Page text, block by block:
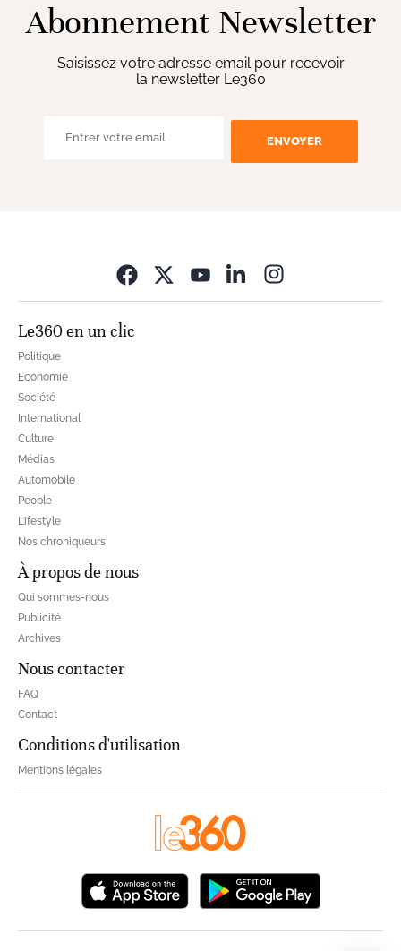
Abonnement Newsletter
Saisissez votre adresse email pour recevoir
la newsletter Le360
ENVOYER
Le360 en un clic
Politique
Economie
Société
International
Culture
Médias
Automobile
People
Lifestyle
Nos chroniqueurs
À propos de nous
Qui sommes-nous
Publicité
Archives
Nous contacter
FAQ
Contact
Conditions d'utilisation
Mentions légales